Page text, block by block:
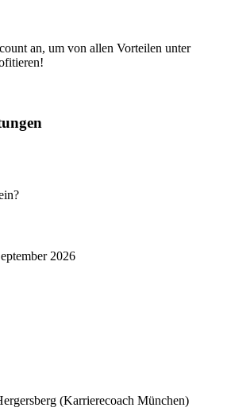
an, um von allen Vorteilen unter
2026
(Karrierecoach München)